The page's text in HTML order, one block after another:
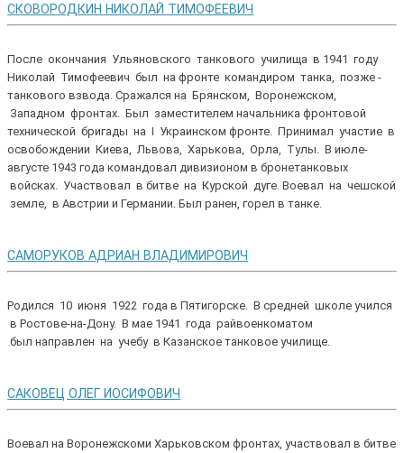
СКОВОРОДКИН НИКОЛАЙ ТИМОФЕЕВИЧ
После окончания Ульяновского танкового училища в 1941 году
Николай Тимофеевич был на фронте командиром танка, позже -
танкового взвода. Сражался на Брянском, Воронежском,
Западном фронтах. Был заместителем начальника фронтовой
технической бригады на I Украинском фронте. Принимал участие в
освобождении Киева, Львова, Харькова, Орла, Тулы. В июле-
августе 1943 года командовал дивизионом в бронетанковых
войсках. Участвовал в битве на Курской дуге. Воевал на чешской
земле, в Австрии и Германии. Был ранен, горел в танке.
САМОРУКОВ АДРИАН ВЛАДИМИРОВИЧ
Родился 10 июня 1922 года в Пятигорске. В средней школе учился
в Ростове-на-Дону. В мае 1941 года райвоенкоматом
был направлен на учебу в Казанское танковое училище.
САКОВЕЦ ОЛЕГ ИОСИФОВИЧ
Воевал на Воронежскоми Харьковском фронтах, участвовал в битве